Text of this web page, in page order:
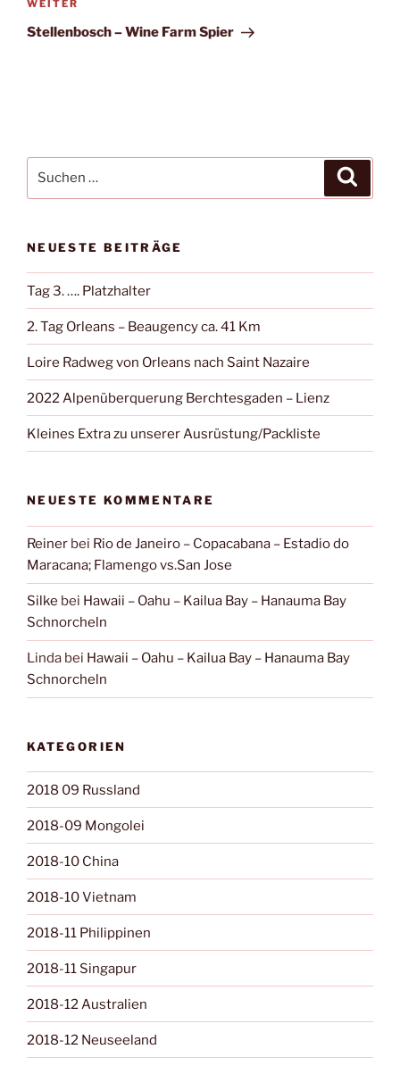
Nächster
Beitrag
WEITER
Stellenbosch – Wine Farm Spier
nach:
NEUESTE BEITRÄGE
Tag 3. …. Platzhalter
2. Tag Orleans – Beaugency ca. 41 Km
Loire Radweg von Orleans nach Saint Nazaire
2022 Alpenüberquerung Berchtesgaden – Lienz
Kleines Extra zu unserer Ausrüstung/Packliste
NEUESTE KOMMENTARE
Reiner bei Rio de Janeiro – Copacabana – Estadio do
Maracana; Flamengo vs.San Jose
Silke bei Hawaii – Oahu – Kailua Bay – Hanauma Bay
Schnorcheln
Linda bei Hawaii – Oahu – Kailua Bay – Hanauma Bay
Schnorcheln
KATEGORIEN
2018 09 Russland
2018-09 Mongolei
2018-10 China
2018-10 Vietnam
2018-11 Philippinen
2018-11 Singapur
2018-12 Australien
2018-12 Neuseeland